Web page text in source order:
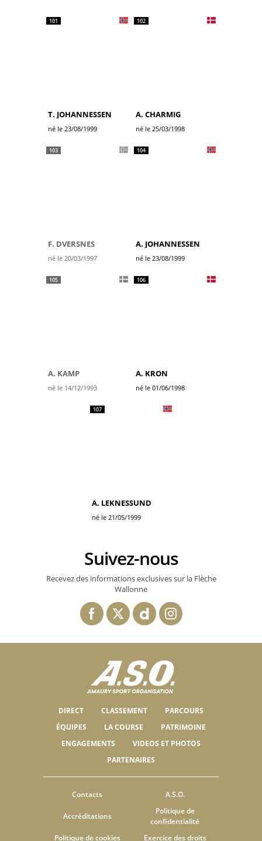
101
T. JOHANNESSEN
né le 23/08/1999
102
A. CHARMIG
né le 25/03/1998
103
F. DVERSNES
né le 20/03/1997
104
A. JOHANNESSEN
né le 23/08/1999
105
A. KAMP
né le 14/12/1993
106
A. KRON
né le 01/06/1998
107
A. LEKNESSUND
né le 21/05/1999
Suivez-nous
Recevez des informations exclusives sur la Flèche
Wallonne
DIRECT CLASSEMENT
PARCOURS
ÉQUIPES
LA COURSE
PATRIMOINE
ENGAGEMENTS
VIDEOS ET PHOTOS
PARTENAIRES
Contacts A.S.O.
Accréditations
Politique de
confidentialité
Politique de cookies
Exercice des droits